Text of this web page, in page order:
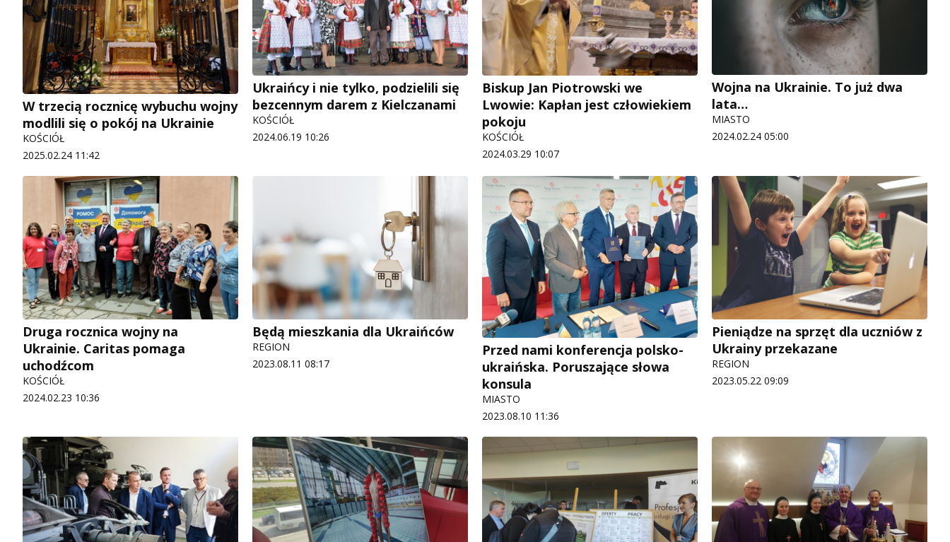
W trzecią rocznicę wybuchu wojny
modlili się o pokój na Ukrainie
KOŚCIÓŁ
2025.02.24 11:42
Ukraińcy i nie tylko, podzielili się
bezcennym darem z Kielczanami
KOŚCIÓŁ
2024.06.19 10:26
Biskup Jan Piotrowski we
Lwowie: Kapłan jest człowiekiem
pokoju
KOŚCIÓŁ
2024.03.29 10:07
Wojna na Ukrainie. To już dwa
lata…
MIASTO
2024.02.24 05:00
Druga rocznica wojny na
Ukrainie. Caritas pomaga
uchodźcom
KOŚCIÓŁ
2024.02.23 10:36
Będą mieszkania dla Ukraińców
REGION
2023.08.11 08:17
Przed nami konferencja polsko-
ukraińska. Poruszające słowa
konsula
MIASTO
2023.08.10 11:36
Pieniądze na sprzęt dla uczniów z
Ukrainy przekazane
REGION
2023.05.22 09:09